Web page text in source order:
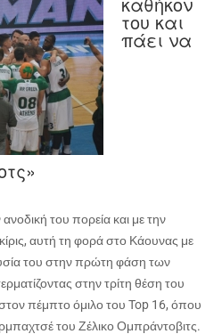
του και
πάει να
του πορεία και με την
αυτή τη φορά στο Κάουνας με
του στην πρώτη φάση των
στην τρίτη θέση του
πέμπτο όμιλο του Top 16, όπου
του Ζέλικο Ομπράντοβιτς.